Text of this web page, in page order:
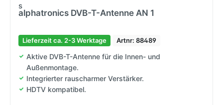
alphatronics DVB-T-Antenne AN 1
Lieferzeit ca. 2-3 Werktage Artnr: 88489
Aktive DVB-T-Antenne für die Innen- und
Außenmontage.
Integrierter rauscharmer Verstärker.
HDTV kompatibel.